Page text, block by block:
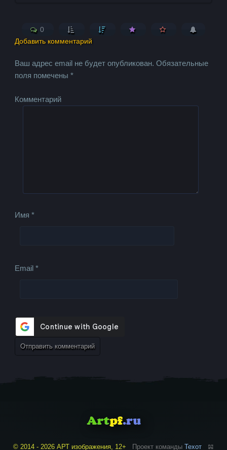
0
Добавить комментарий
Ваш адрес email не будет опубликован. Обязательные
поля помечены*
Комментарий
Имя*
Email*
© 2014 - 2026 АРТ изображения, 12+ Проект команды Техот 𝌴